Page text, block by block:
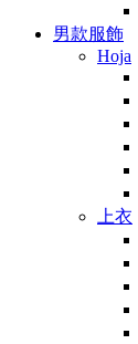
男款服飾
Hoja
上衣